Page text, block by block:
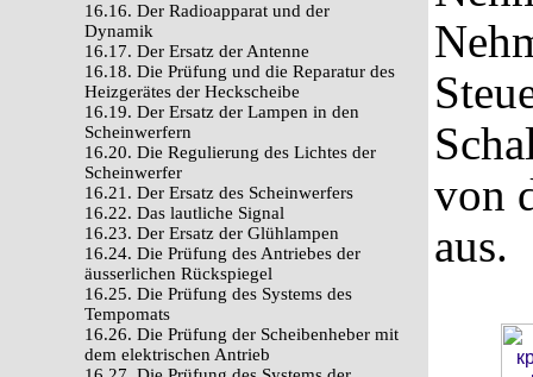
16.16. Der Radioapparat und der
Dynamik
16.17. Der Ersatz der Antenne
16.18. Die Prüfung und die Reparatur des
Heizgerätes der Heckscheibe
16.19. Der Ersatz der Lampen in den
Scheinwerfern
16.20. Die Regulierung des Lichtes der
Scheinwerfer
16.21. Der Ersatz des Scheinwerfers
16.22. Das lautliche Signal
16.23. Der Ersatz der Glühlampen
16.24. Die Prüfung des Antriebes der
äusserlichen Rückspiegel
16.25. Die Prüfung des Systems des
Tempomats
16.26. Die Prüfung der Scheibenheber mit
dem elektrischen Antrieb
von
aus.